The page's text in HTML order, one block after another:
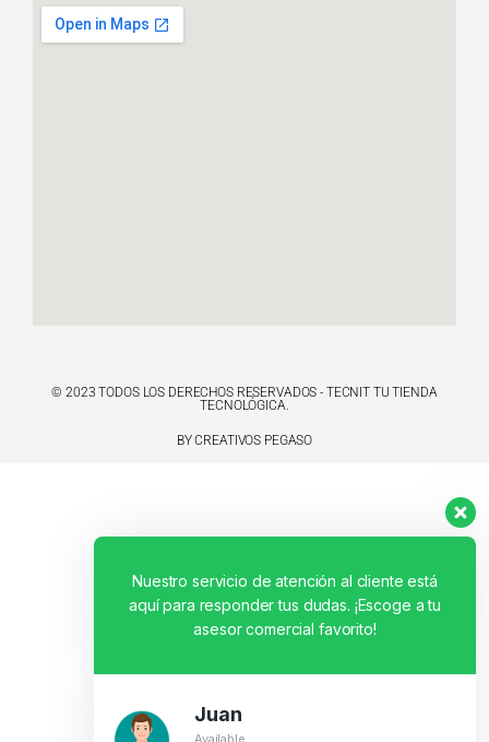
© 2023 TODOS LOS DERECHOS RESERVADOS - TECNIT TU TIENDA
TECNOLÓGICA.
BY CREATIVOS PEGASO
Nuestro servicio de atención al cliente está
aquí para responder tus dudas. ¡Escoge a tu
asesor comercial favorito!
Juan